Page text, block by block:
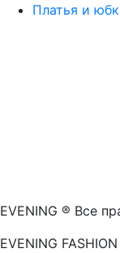
Платья и
EVENING ® Все
EVENING